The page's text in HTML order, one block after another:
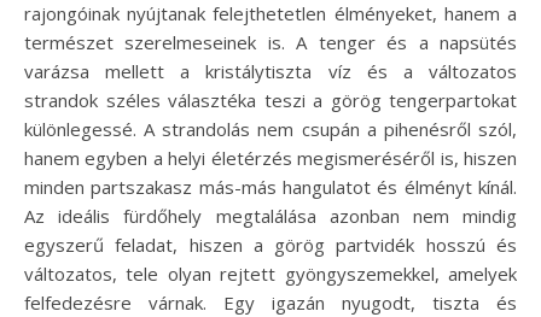
rajongóinak nyújtanak felejthetetlen élményeket, hanem a
természet szerelmeseinek is. A tenger és a napsütés
varázsa mellett a kristálytiszta víz és a változatos
strandok széles választéka teszi a görög tengerpartokat
különlegessé. A strandolás nem csupán a pihenésről szól,
hanem egyben a helyi életérzés megismeréséről is, hiszen
minden partszakasz más-más hangulatot és élményt kínál.
Az ideális fürdőhely megtalálása azonban nem mindig
egyszerű feladat, hiszen a görög partvidék hosszú és
változatos, tele olyan rejtett gyöngyszemekkel, amelyek
felfedezésre várnak. Egy igazán nyugodt, tiszta és